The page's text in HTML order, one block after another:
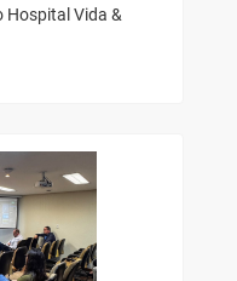
Hospital Vida &